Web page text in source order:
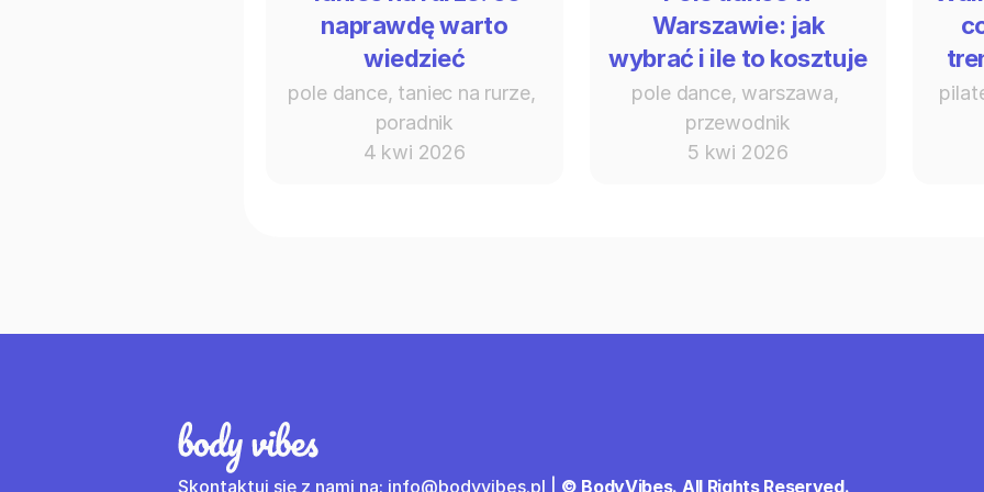
naprawdę warto
wiedzieć
pole dance, taniec na rurze,
poradnik
4 kwi 2026
Warszawie: jak
wybrać i ile to kosztuje
pole dance, warszawa,
przewodnik
5 kwi 2026
Skontaktuj się z nami na: info@bodyvibes.pl | © BodyVibes. All Rights Reserved.